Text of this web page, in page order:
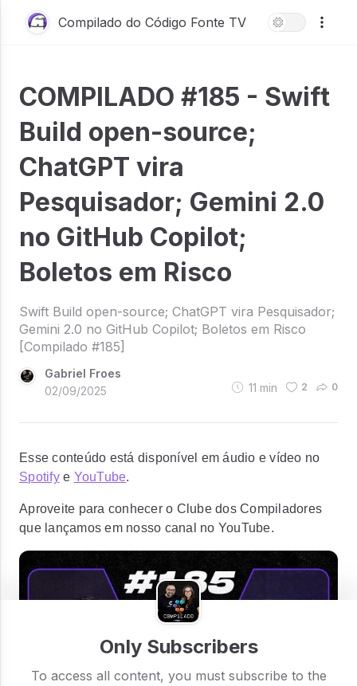
Compilado do Código Fonte TV
COMPILADO #185 - Swift
Build open-source;
ChatGPT vira
Pesquisador; Gemini 2.0
no GitHub Copilot;
Boletos em Risco
Swift Build open-source; ChatGPT vira Pesquisador;
Gemini 2.0 no GitHub Copilot; Boletos em Risco
[Compilado #185]
Gabriel Froes
02/09/2025
11 min 2 0
Esse conteúdo está disponível em áudio e vídeo no
Spotifye YouTube.
Aproveite para conhecer o Clube dos Compiladores
que lançamos em nosso canal no YouTube.
Only Subscribers
To access all content, you must subscribe to the